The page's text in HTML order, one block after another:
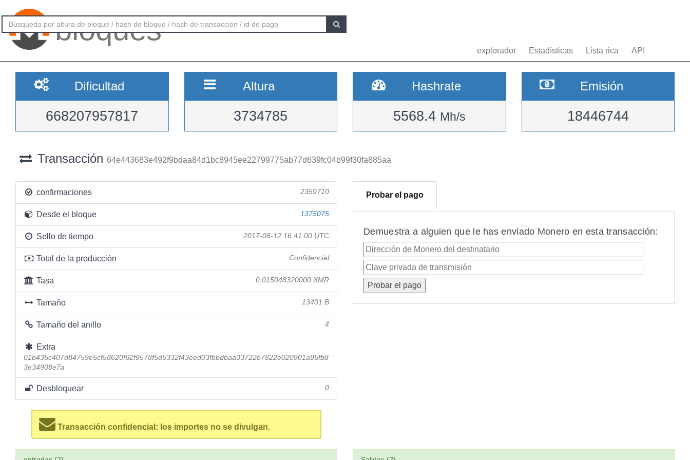
bloques
explorador Estadísticas Lista rica API
Dificultad
668207957817
Altura
3734785
Hashrate
5568.4 Mh/s
Emisión
18446744
Transacción 64e443683e492f9bdaa84d1bc8945ee22799775ab77d639fc04b99f30fa885aa
confirmaciones 2359710
Desde el bloque 1375075
Sello de tiempo 2017-08-12 16:41:00 UTC
Total de la producción Confidencial
Tasa 0.015048320000 XMR
Tamaño 13401 B
Tamaño del anillo 4
Extra
01b435c407d84759e5cf58620f62f9578f5d5332f43eed03fbbdbaa33722b7822e020901a95fb8
3e34908e7a
Desbloquear 0
Transacción confidencial: los importes no se divulgan.
Probar el pago
Demuestra a alguien que le has enviado Monero en esta transacción: